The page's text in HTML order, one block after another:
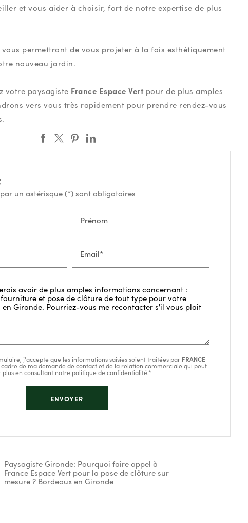
et vous aider à choisir, fort de notre expertise de plus
vous permettront de vous projeter à la fois esthétiquement
nouveau jardin.
votre paysagiste France Espace Vert pour de plus amples
vers vous très rapidement pour prendre rendez-vous
un astérisque (*) sont obligatoires
Prénom
Email*
j'accepte que les informations saisies soient traitées par FRANCE
cadre de ma demande de contact et de la relation commerciale qui peut
plus en consultant notre politique de confidentialité.*
Paysagiste Gironde: Pourquoi faire appel à
France Espace Vert pour la pose de clôture sur
mesure ? Bordeaux en Gironde